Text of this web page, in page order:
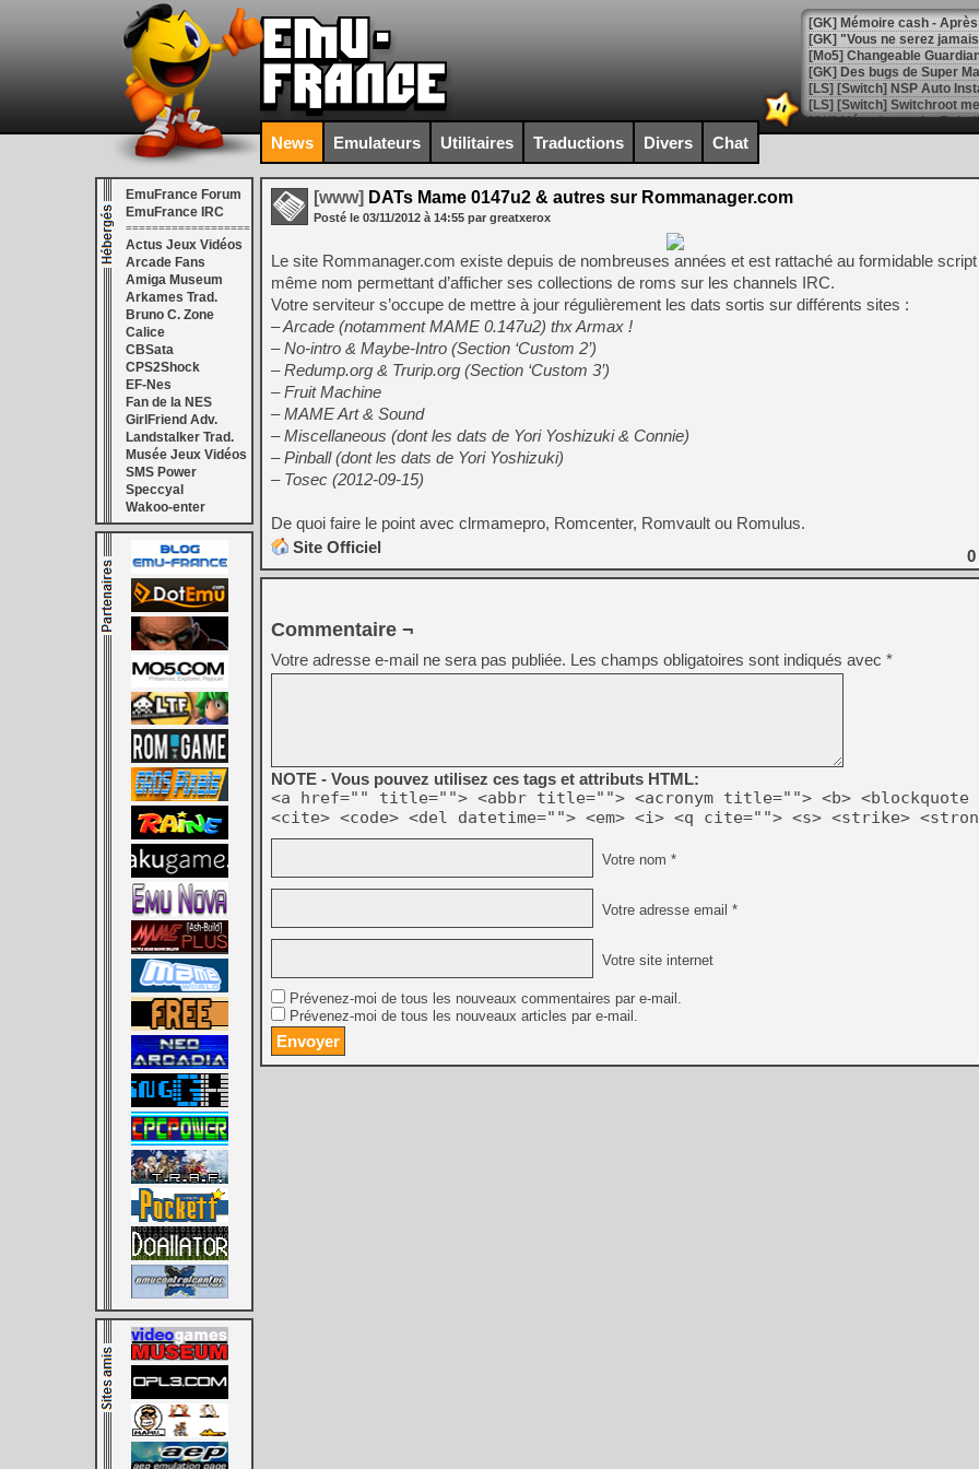
[GK] Mémoire cash -
[GK] "Vous ne serez
[Mo5] Changeable
[GK] Des bugs de Super
[LS] [Switch] NSP Auto
[GK] La saga horrifique
[GK] Le portage de Super
[Mo5] Le jeu de course
[GK] Guillermo del Toro
[GK] Mistfall Hunter : déjà
[GK] Wo Long 2 évolue
[GK] Crossfire : un TPS à
[LS] [PS5] Premiers
[Mo5] DOOM arrive en
[GK] Bethesda fête les 30
[GK] Roblox : l'action en
[GK] Agenda - GeForce
[LS] [PS5] ps5-y2jb-
[GK] Pourquoi Marvel
[GK] Test : Restory : Chill
[GK] GTA 6 : Rockstar
[GK] Hot Wheels Infinite
[GK] Mémoire cash -
[GK] Résultats Nintendo :
[GK] Dans ce jeu de
News Emulateurs Utilitaires Traductions Divers Chat
EmuFrance Forum
EmuFrance IRC
===================
Actus Jeux Vidéos
Arcade Fans
Amiga Museum
Arkames Trad.
Bruno C. Zone
Calice
CBSata
CPS2Shock
EF-Nes
Fan de la NES
GirlFriend Adv.
Landstalker Trad.
Musée Jeux Vidéos
SMS Power
Speccyal
Wakoo-enter
[www] DATs Mame 0147u2 & autres sur Rommanager.com
Posté le 03/11/2012 à 14:55 par greatxerox
Le site Rommanager.com existe depuis de nombreuses années et est rattaché au formidable
même nom permettant d’afficher ses collections de roms sur les channels IRC.
Votre serviteur s’occupe de mettre à jour régulièrement les dats sortis sur différents sites :
– Arcade (notamment MAME 0.147u2) thx Armax !
– No-intro & Maybe-Intro (Section ‘Custom 2’)
– Redump.org & Trurip.org (Section ‘Custom 3’)
– Fruit Machine
– MAME Art & Sound
– Miscellaneous (dont les dats de Yori Yoshizuki & Connie)
– Pinball (dont les dats de Yori Yoshizuki)
– Tosec (2012-09-15)
De quoi faire le point avec clrmamepro, Romcenter, Romvault ou Romulus.
Site Officiel
0
Commentaire ¬
Votre adresse e-mail ne sera pas publiée. Les champs obligatoires sont indiqués avec *
NOTE - Vous pouvez utilisez ces tags et attributs HTML:
<a href="" title=""> <abbr title=""> <acronym title=""> <b> <blockquote
<cite> <code> <del datetime=""> <em> <i> <q cite=""> <s> <strike>
Votre nom *
Votre adresse email *
Votre site internet
Prévenez-moi de tous les nouveaux commentaires par e-mail.
Prévenez-moi de tous les nouveaux articles par e-mail.